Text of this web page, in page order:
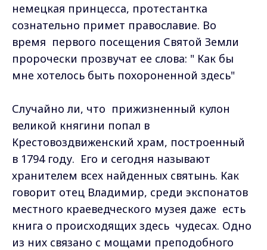
немецкая принцесса, протестантка
сознательно примет православие. Во
время первого посещения Святой Земли
пророчески прозвучат ее слова: " Как бы
мне хотелось быть похороненной здесь"
Случайно ли, что прижизненный кулон
великой княгини попал в
Крестовоздвиженский храм, построенный
в 1794 году. Его и сегодня называют
хранителем всех найденных святынь. Как
говорит отец Владимир, среди экспонатов
местного краеведческого музея даже есть
книга о происходящих здесь чудесах. Одно
из них связано с мощами преподобного